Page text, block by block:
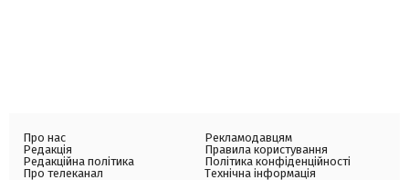
Про нас
Редакція
Редакційна політика
Про телеканал
Рекламодавцям
Правила користування
Політика конфіденційності
Технічна інформація